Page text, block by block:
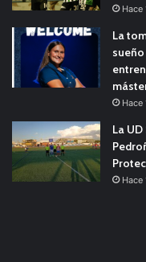
Hace
La
Hace
La
Hace